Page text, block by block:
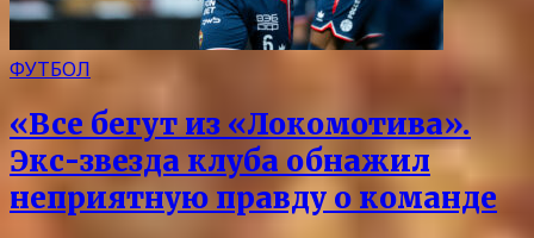
ФУТБОЛ
«Все бегут из «Локомотива».
Экс-звезда клуба обнажил
неприятную правду о команде